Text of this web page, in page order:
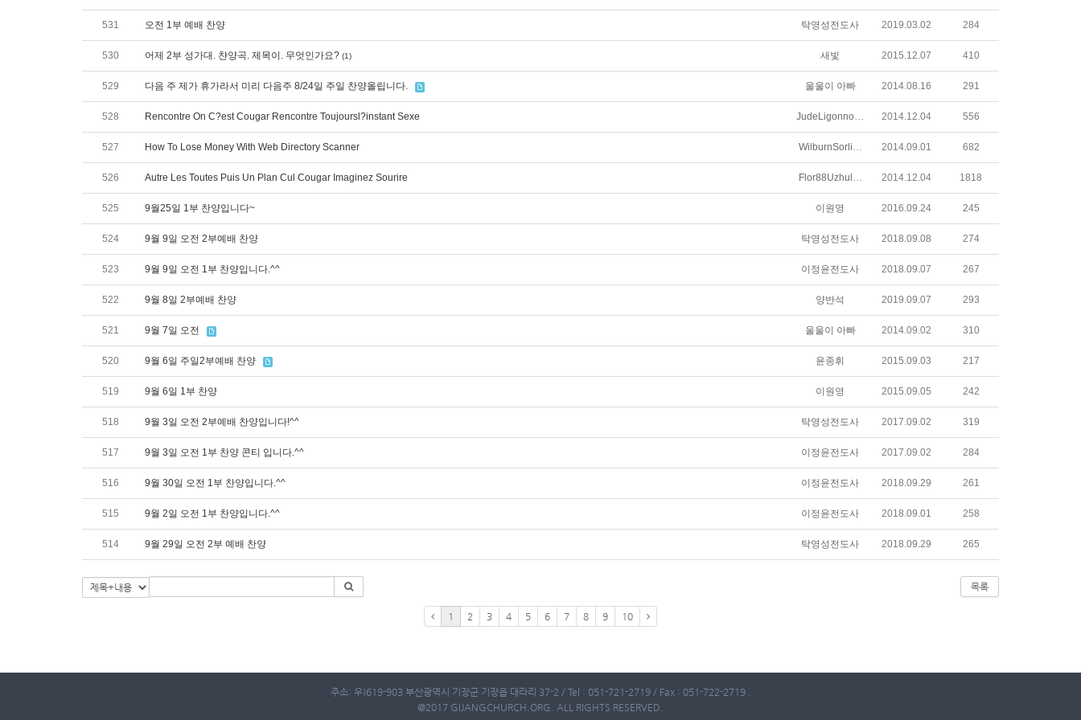
531 오전 1부 예배 찬양 탁영성전도사 2019.03.02 284
530 어제 2부 성가대. 챤양곡. 제목이. 무엇인가요? (1) 새빛 2015.12.07 410
529 다음 주 제가 휴가라서 미리 다음주 8/24일 주일 찬양올립니다. 울울이 아빠 2014.08.16 291
528 Rencontre On C?est Cougar Rencontre Toujoursl?instant Sexe JudeLigonnoodtxuosqq2014.12.04 556
527 How To Lose Money With Web Directory Scanner WilburnSorliekqtkjn2014.09.01 682
526 Autre Les Toutes Puis Un Plan Cul Cougar Imaginez Sourire Flor88Uzhulqiquwu2014.12.04 1818
525 9월25일 1부 찬양입니다~ 이원영 2016.09.24 245
524 9월 9일 오전 2부예배 찬양 탁영성전도사 2018.09.08 274
523 9월 9일 오전 1부 찬양입니다.^^ 이정윤전도사 2018.09.07 267
522 9월 8일 2부예배 찬양 양반석 2019.09.07 293
521 9월 7일 오전 울울이 아빠 2014.09.02 310
520 9월 6일 주일2부예배 찬양 윤종휘 2015.09.03 217
519 9월 6일 1부 찬양 이원영 2015.09.05 242
518 9월 3일 오전 2부예배 찬양입니다!^^ 탁영성전도사 2017.09.02 319
517 9월 3일 오전 1부 찬양 콘티 입니다.^^ 이정윤전도사 2017.09.02 284
516 9월 30일 오전 1부 찬양입니다.^^ 이정윤전도사 2018.09.29 261
515 9월 2일 오전 1부 찬양입니다.^^ 이정윤전도사 2018.09.01 258
514 9월 29일 오전 2부 예배 찬양 탁영성전도사 2018.09.29 265
목록
1 2 3 4 5 6 7 8 9 10
주소: 우)619-903 부산광역시 기장군 기장읍 대라리 37-2 / Tel : 051-721-2719 / Fax : 051-722-2719 .
@2017 GIJANGCHURCH.ORG. ALL RIGHTS RESERVED.